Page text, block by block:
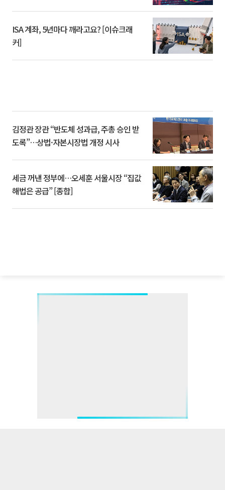
ISA 계좌, 5년마다 깨라고요? [이슈크래
커]
김정관 장관 “반도체 성과급, 주총 승인 받
도록”…상법·자본시장법 개정 시사
세금 꺼낸 정부에…오세훈 서울시장 “집값
해법은 공급” [종합]